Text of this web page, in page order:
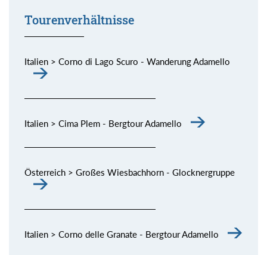
Tourenverhältnisse
Italien > Corno di Lago Scuro - Wanderung Adamello
Italien > Cima Plem - Bergtour Adamello
Österreich > Großes Wiesbachhorn - Glocknergruppe
Italien > Corno delle Granate - Bergtour Adamello